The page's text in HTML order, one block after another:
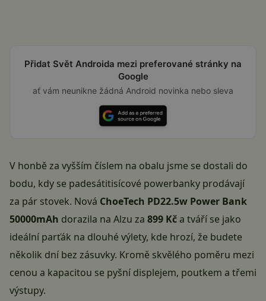
Přidat Svět Androida mezi preferované stránky na
Google
ať vám neunikne žádná Android novinka nebo sleva
V honbě za vyšším číslem na obalu jsme se dostali do
bodu, kdy se padesátitisícové powerbanky prodávají
za pár stovek. Nová ChoeTech PD22.5w Power Bank
50000mAh dorazila na Alzu za 899 Kča tváří se jako
ideální parťák na dlouhé výlety, kde hrozí, že budete
několik dní bez zásuvky. Kromě skvělého poměru mezi
cenou a kapacitou se pyšní displejem, poutkem a třemi
výstupy.